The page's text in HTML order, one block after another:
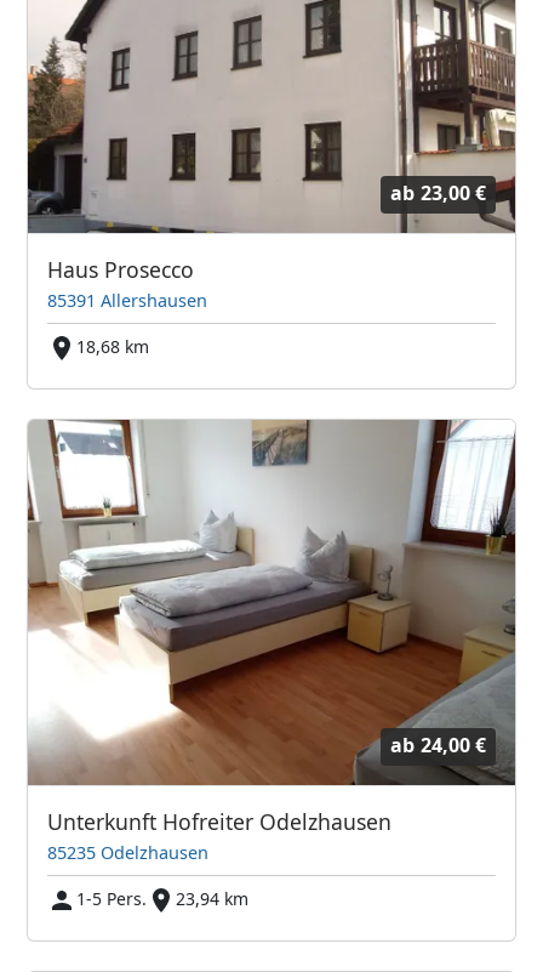
ab 23,00 €
Haus Prosecco
85391 Allershausen
18,68 km
ab 24,00 €
Unterkunft Hofreiter Odelzhausen
85235 Odelzhausen
1-5 Pers.
23,94 km